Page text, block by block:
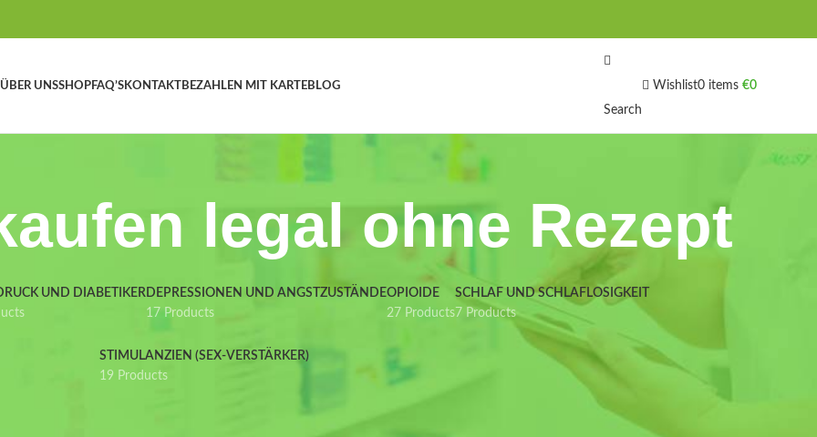
ÜBER UNSSHOPFAQ’SKONTAKTBEZAHLEN MIT KARTEBLOG
Search
Wishlist0 items €0
legal ohne Rezept
UND DIABETIKERDEPRESSIONEN UND ANGSTZUSTÄNDE
17 Products
OPIOIDE
27 Products
SCHLAF UND SCHLAFLOSIGKEIT
7 Products
STIMULANZIEN (SEX-VERSTÄRKER)
19 Products